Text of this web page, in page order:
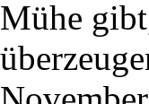
Mühe